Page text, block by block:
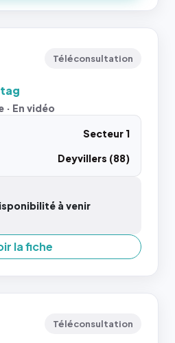
Téléconsultation
En vidéo
Secteur 1
Deyvillers (88)
à venir
la fiche
Téléconsultation